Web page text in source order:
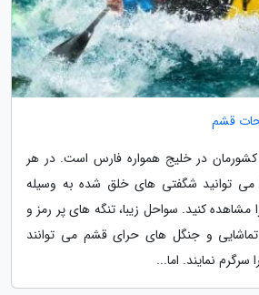
قشم
در خلیج همواره فارس است. در هر
می توانید شگفتی های خلق شده به وسیله
کنید. سواحل زیبا، تنگه های پر رمز و
تماشایی و جنگل های حرای قشم می توانند
نمایند. اما...